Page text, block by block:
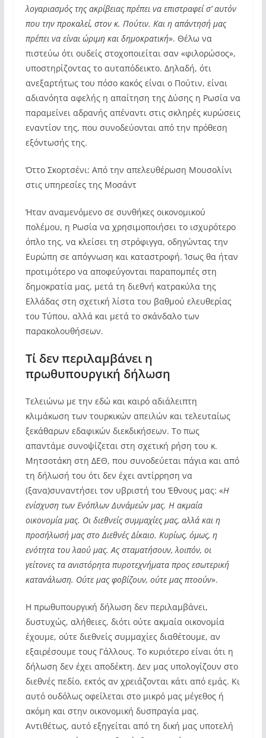
λογαριασμός της ακρίβειας πρέπει να επιστραφεί σ’ αυτόν
που την προκαλεί, στον κ. Πούτιν. Και η απάντησή μας
πρέπει να είναι ώριμη και δημοκρατική». Θέλω να
πιστεύω ότι ουδείς στοχοποιείται σαν «φιλορώσος»,
υποστηρίζοντας το αυταπόδεικτο. Δηλαδή, ότι
ανεξαρτήτως του πόσο κακός είναι ο Πούτιν, είναι
αδιανόητα αφελής η απαίτηση της Δύσης η Ρωσία να
παραμείνει αδρανής απέναντι στις σκληρές κυρώσεις
εναντίον της, που συνοδεύονται από την πρόθεση
εξόντωσής της.
Όττο Σκορτσένι: Από την απελευθέρωση Μουσολίνι
στις υπηρεσίες της Μοσάντ
Ήταν αναμενόμενο σε συνθήκες οικονομικού
πολέμου, η Ρωσία να χρησιμοποιήσει το ισχυρότερο
όπλο της, να κλείσει τη στρόφιγγα, οδηγώντας την
Ευρώπη σε απόγνωση και καταστροφή. Ίσως θα ήταν
προτιμότερο να αποφεύγονται παραπομπές στη
δημοκρατία μας, μετά τη διεθνή κατρακύλα της
Ελλάδας στη σχετική λίστα του βαθμού ελευθερίας
του Τύπου, αλλά και μετά το σκάνδαλο των
παρακολουθήσεων.
Τί δεν περιλαμβάνει η
πρωθυπουργική δήλωση
Τελειώνω με την εδώ και καιρό αδιάλειπτη
κλιμάκωση των τουρκικών απειλών και τελευταίως
ξεκάθαρων εδαφικών διεκδικήσεων. Το πως
απαντάμε συνοψίζεται στη σχετική ρήση του κ.
Μητσοτάκη στη ΔΕΘ, που συνοδεύεται πάγια και από
τη δήλωσή του ότι δεν έχει αντίρρηση να
(ξανα)συναντήσει τον υβριστή του Έθνους μας: «Η
ενίσχυση των Ενόπλων Δυνάμεών μας. Η ακμαία
οικονομία μας. Οι διεθνείς συμμαχίες μας, αλλά και η
προσήλωσή μας στο Διεθνές Δίκαιο. Κυρίως, όμως, η
ενότητα του λαού μας. Ας σταματήσουν, λοιπόν, οι
γείτονες τα ανιστόρητα πυροτεχνήματα προς εσωτερική
κατανάλωση. Ούτε μας φοβίζουν, ούτε μας πτοούν».
Η πρωθυπουργική δήλωση δεν περιλαμβάνει,
δυστυχώς, αλήθειες, διότι ούτε ακμαία οικονομία
έχουμε, ούτε διεθνείς συμμαχίες διαθέτουμε, αν
εξαιρέσουμε τους Γάλλους. Το κυριότερο είναι ότι η
δήλωση δεν έχει αποδέκτη. Δεν μας υπολογίζουν στο
διεθνές πεδίο, εκτός αν χρειάζονται κάτι από εμάς. Κι
αυτό ουδόλως οφείλεται στο μικρό μας μέγεθος ή
ακόμη και στην οικονομική δυσπραγία μας.
Αντιθέτως, αυτό εξηγείται από τη δική μας υποτελή